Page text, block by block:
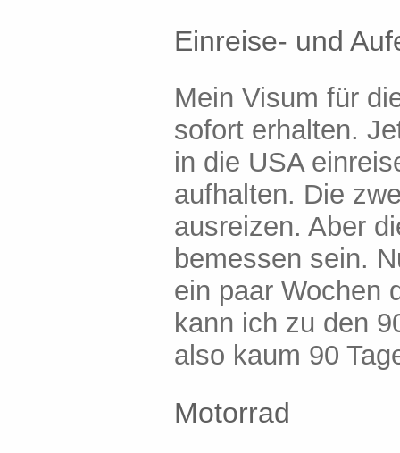
Einreise- und
Mein Visum für
sofort erhalten.
in die USA
aufhalten. Die
ausreizen. Aber
bemessen sein.
ein paar Wochen
kann ich zu den
also kaum 90
Motorrad